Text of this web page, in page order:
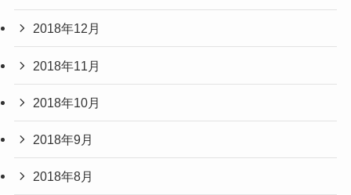
2018年12月
2018年11月
2018年10月
2018年9月
2018年8月